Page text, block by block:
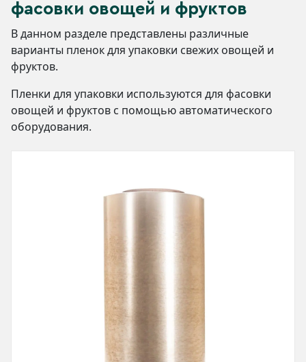
фасовки овощей и фруктов
В данном разделе представлены различные
варианты пленок для упаковки свежих овощей и
фруктов.
Пленки для упаковки используются для фасовки
овощей и фруктов с помощью автоматического
оборудования.